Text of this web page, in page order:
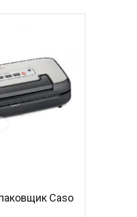
Caso